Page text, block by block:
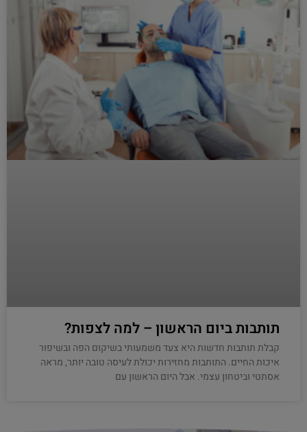
תותבות ביום הראשון – למה לצפות?
קבלת תותבות חדשות היא צעד משמעותי בשיקום הפה ובשיפור
איכות החיים. התותבות מחזירות יכולת לעיסה טובה יותר, מראה
אסתטי וביטחון עצמי. אבל היום הראשון עם